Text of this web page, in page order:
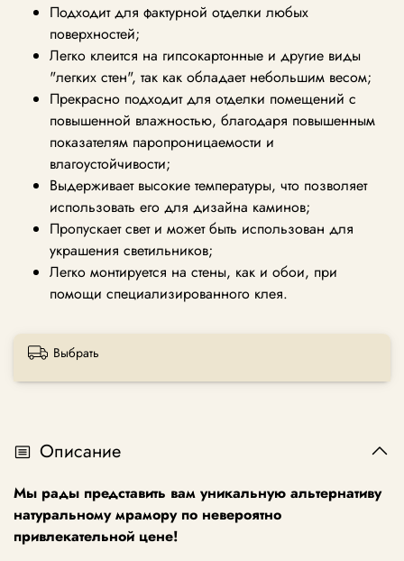
Подходит для фактурной отделки любых
поверхностей;
Легко клеится на гипсокартонные и другие виды
"легких стен", так как обладает небольшим весом;
Прекрасно подходит для отделки помещений с
повышенной влажностью, благодаря повышенным
показателям паропроницаемости и
влагоустойчивости;
Выдерживает высокие температуры, что позволяет
использовать его для дизайна каминов;
Пропускает свет и может быть использован для
украшения светильников;
Легко монтируется на стены, как и обои, при
помощи специализированного клея.
Выбрать
Описание
Мы рады представить вам уникальную альтернативу
натуральному мрамору по невероятно
привлекательной цене!